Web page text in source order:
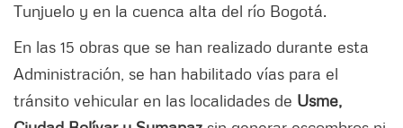
Tunjuelo y en la cuenca alta del río Bogotá.
En las 15 obras que se han realizado durante esta
Administración, se han habilitado vías para el
tránsito vehicular en las localidades de Usme,